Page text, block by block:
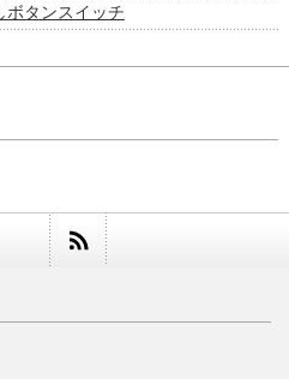
ボタンスイッチ